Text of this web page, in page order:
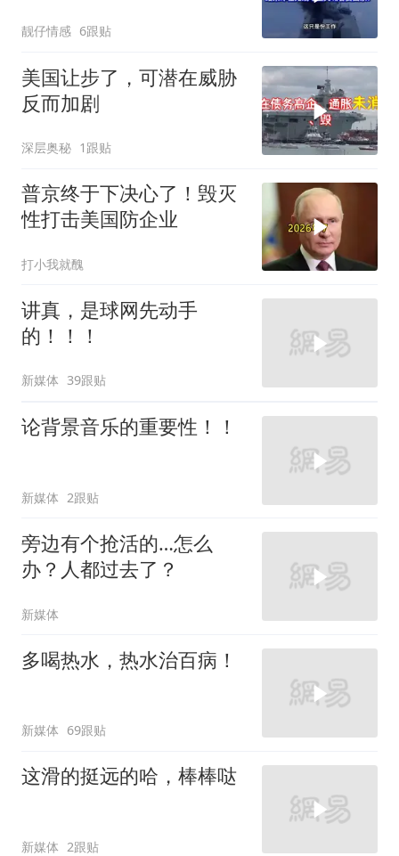
靓仔情感 6跟贴
美国让步了，可潜在威胁
反而加剧
深层奥秘 1跟贴
普京终于下决心了！毁灭
性打击美国防企业
打小我就醜
讲真，是球网先动手
的！！！
新媒体 39跟贴
论背景音乐的重要性！！
新媒体 2跟贴
旁边有个抢活的…怎么
办？人都过去了？
新媒体
多喝热水，热水治百病！
新媒体 69跟贴
这滑的挺远的哈，棒棒哒
新媒体 2跟贴